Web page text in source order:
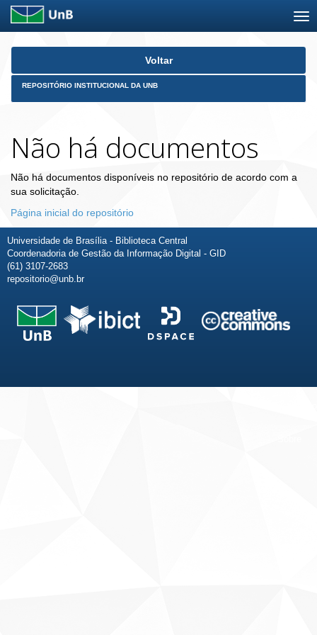
Skip
Voltar
REPOSITÓRIO INSTITUCIONAL DA UNB
Não há documentos
Não há documentos disponíveis no repositório de acordo com a
sua solicitação.
Página inicial do repositório
Universidade de Brasília - Biblioteca Central
Coordenadoria de Gestão da Informação Digital - GID
(61) 3107-2683
repositorio@unb.br